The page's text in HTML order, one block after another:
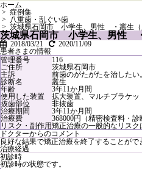
ホーム
> 症例集
> 八重歯・乱ぐい歯
> 茨城県石岡市 小学生、男性 ・叢生（
茨城県石岡市 小学生、男性 ・
2018/03/21
2020/11/09
患者さまの情報
管理番号
116
ご住所
茨城県石岡市
主訴
前歯のがたがたを治したい。
診断名
叢生
年齢
3年11か月間
使用した装置
拡大装置、マルチブラケッ
抜歯部位
非抜歯
治療期間
3年11か月間
治療費
368000円（精密検査料・診
リスク・副作用矯正治療の一般的なリスク
ドクターからのコメント
良好な結果で矯正治療を終了することがで
治療経過
初診時
初診時の状態です。